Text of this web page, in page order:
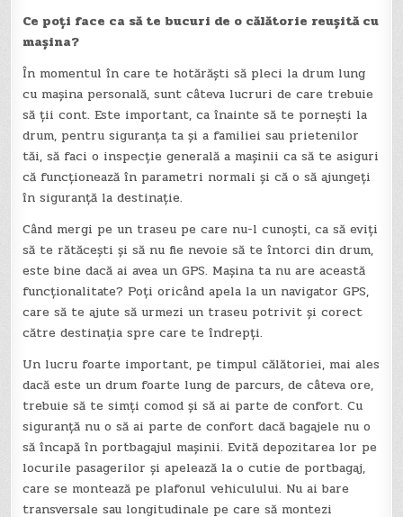
Ce poți face ca să te bucuri de o călătorie reușită cu
mașina?
În momentul în care te hotărăști să pleci la drum lung
cu mașina personală, sunt câteva lucruri de care trebuie
să ții cont. Este important, ca înainte să te pornești la
drum, pentru siguranța ta și a familiei sau prietenilor
tăi, să faci o inspecție generală a mașinii ca să te asiguri
că funcționează în parametri normali și că o să ajungeți
în siguranță la destinație.
Când mergi pe un traseu pe care nu-l cunoști, ca să eviți
să te rătăcești și să nu fie nevoie să te întorci din drum,
este bine dacă ai avea un GPS. Mașina ta nu are această
funcționalitate? Poți oricând apela la un navigator GPS,
care să te ajute să urmezi un traseu potrivit și corect
către destinația spre care te îndrepți.
Un lucru foarte important, pe timpul călătoriei, mai ales
dacă este un drum foarte lung de parcurs, de câteva ore,
trebuie să te simți comod și să ai parte de confort. Cu
siguranță nu o să ai parte de confort dacă bagajele nu o
să încapă în portbagajul mașinii. Evită depozitarea lor pe
locurile pasagerilor și apelează la o cutie de portbagaj,
care se montează pe plafonul vehiculului. Nu ai bare
transversale sau longitudinale pe care să montezi